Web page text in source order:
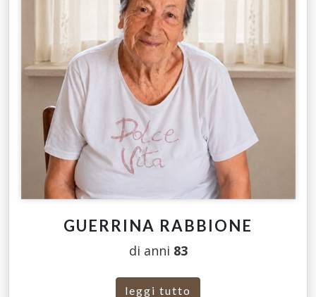
GUERRINA RABBIONE
di anni 83
leggi tutto